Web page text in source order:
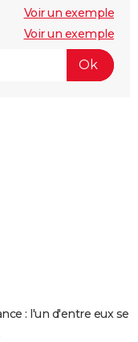
Voir un exemple
Voir un exemple
: l'un d'entre eux se